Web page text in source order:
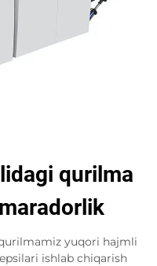
qurilma
yuqori hajmli
ishlab chiqarish